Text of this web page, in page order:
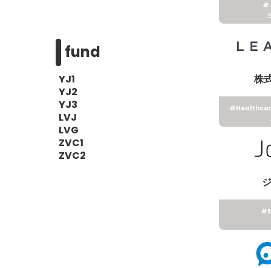
fund
YJ1
YJ2
YJ3
LVJ
LVG
ZVC1
ZVC2
株